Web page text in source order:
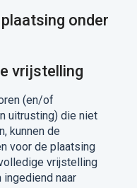
onder
vrijstelling
(en/of
uitrusting) die niet
kunnen de
voor de plaatsing
vrijstelling
ingediend naar